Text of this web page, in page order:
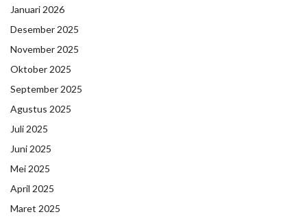
Januari 2026
Desember 2025
November 2025
Oktober 2025
September 2025
Agustus 2025
Juli 2025
Juni 2025
Mei 2025
April 2025
Maret 2025